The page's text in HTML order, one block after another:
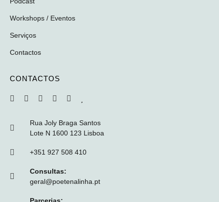
Workshops / Eventos
Serviços
Contactos
CONTACTOS
Rua Joly Braga Santos
Lote N 1600 123 Lisboa
+351 927 508 410
Consultas:
geral@poetenalinha.pt